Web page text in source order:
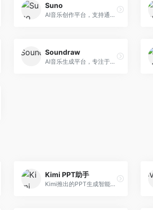
Suno
AI音乐创作平台，支持通过文字描述生成完整歌曲，包含歌词、旋律和人声。面向音乐爱好者、内容创作者和独立音乐人，操作门槛低，创作速度快，支持多种音乐风格，为音乐创作带来全新可能。
Soundraw
AI音乐生成平台，专注于免版税音乐创作。面向视频创作者和内容制作者，提供背景音乐生成、音乐定制等服务，音乐版权清晰，适合视频配乐场景。
Kimi PPT助手
Kimi推出的PPT生成智能体，整合长文本处理能力。面向职场人士和学生，支持文档解析、PPT生成、内容优化等服务，与Kimi生态深度整合。